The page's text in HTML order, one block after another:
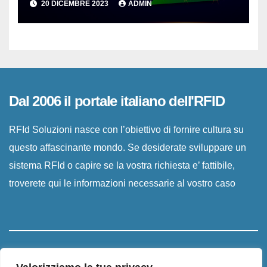
20 DICEMBRE 2023 ADMIN
Dal 2006 il portale italiano dell'RFID
RFId Soluzioni nasce con l’obiettivo di fornire cultura su
questo affascinante mondo. Se desiderate sviluppare un
sistema RFId o capire se la vostra richiesta e’ fattibile,
troverete qui le informazioni necessarie al vostro caso